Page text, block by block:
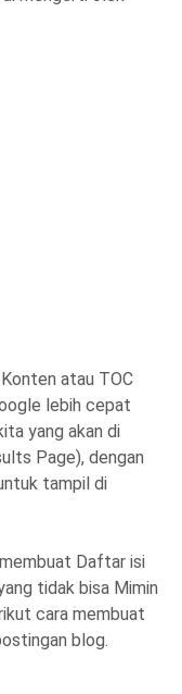
atau TOC
lebih cepat
yang akan di
Page), dengan
tampil di
Daftar isi
tidak bisa Mimin
cara membuat
blog.